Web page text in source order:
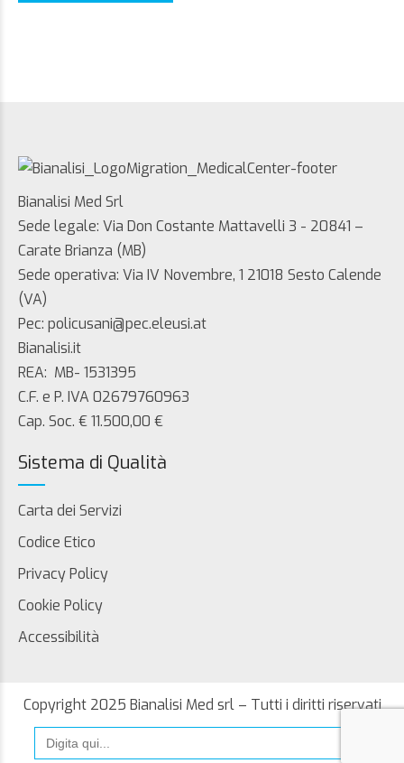
Bianalisi Med Srl
Sede legale: Via Don Costante Mattavelli 3 - 20841 –
Carate Brianza (MB)
Sede operativa: Via IV Novembre, 1 21018 Sesto Calende
(VA)
Pec: policusani@pec.eleusi.at
Bianalisi.it
REA: MB- 1531395
C.F. e P. IVA 02679760963
Cap. Soc. € 11.500,00 €
Sistema di Qualità
Carta dei Servizi
Codice Etico
Privacy Policy
Cookie Policy
Accessibilità
Copyright 2025 Bianalisi Med srl – Tutti i diritti riservati
Search
for: